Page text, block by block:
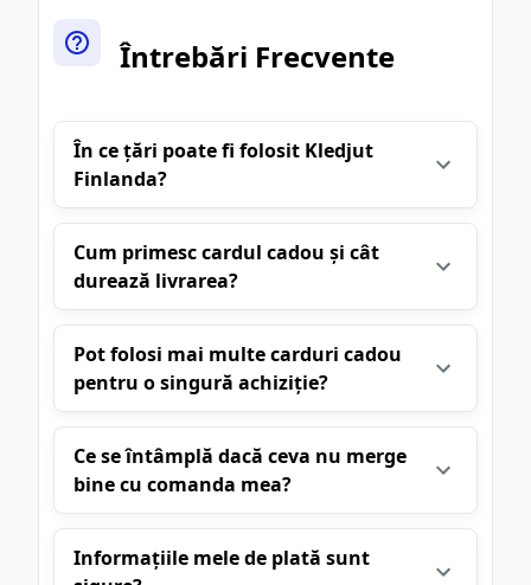
Întrebări Frecvente
În ce țări poate fi folosit Kledjut
Finlanda?
Cum primesc cardul cadou și cât
durează livrarea?
Pot folosi mai multe carduri cadou
pentru o singură achiziție?
Ce se întâmplă dacă ceva nu merge
bine cu comanda mea?
Informațiile mele de plată sunt